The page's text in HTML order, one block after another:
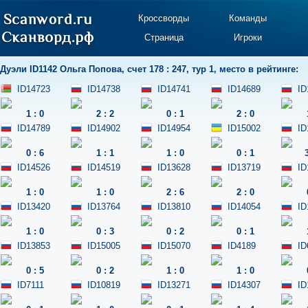
Кроссворды
Команды
Страница
Игроки
Дуэли ID1142 Ольга Попова, счет 178 : 247, тур 1, место в рейтинге:
ID14723
1 : 0
ID14738
2 : 2
ID14741
0 : 1
ID14689
2 : 0
ID14789
0 : 6
ID14902
1 : 1
ID14954
1 : 0
ID15002
0 : 1
ID14526
1 : 0
ID14519
1 : 0
ID13628
2 : 6
ID13719
2 : 0
ID13420
1 : 0
ID13764
0 : 3
ID13810
0 : 2
ID14054
0 : 1
ID13853
0 : 5
ID15005
0 : 2
ID15070
1 : 0
ID4189
1 : 0
ID7111
ID10819 ID13271 ID14307